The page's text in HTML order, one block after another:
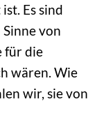
Es sind
von
für die
wären. Wie
wir, sie von